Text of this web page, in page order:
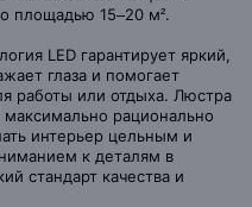
площадью 15–20 м².
LED гарантирует яркий,
глаза и помогает
работы или отдыха. Люстра
максимально рационально
интерьер цельным и
к деталям в
стандарт качества и